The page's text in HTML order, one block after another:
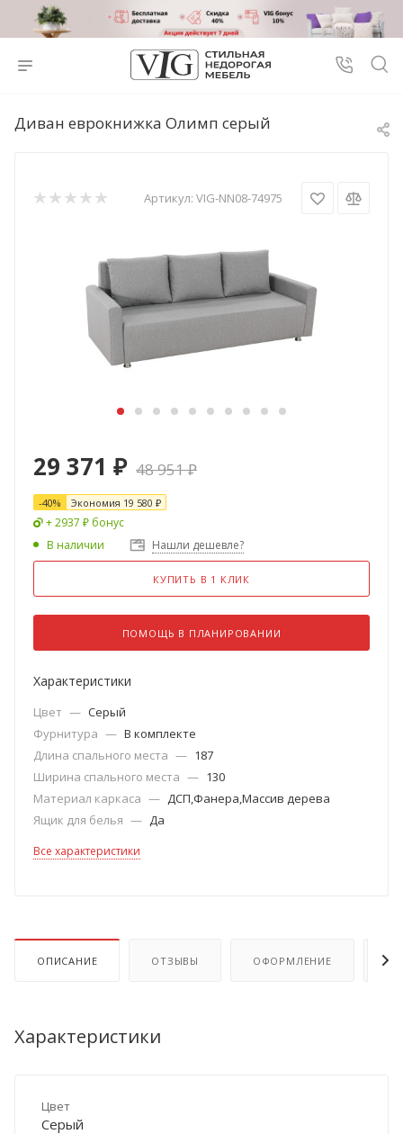
Диван еврокнижка Олимп серый
Артикул: VIG-NN08-74975
29 371 ₽ 48 951₽
-40% Экономия 19 580 ₽
+ 2937 ₽ бонус
В наличии
Нашли дешевле?
КУПИТЬ В 1 КЛИК
ПОМОЩЬ В ПЛАНИРОВАНИИ
Характеристики
Цвет — Серый
Фурнитура — В комплекте
Длина спального места — 187
Ширина спального места — 130
Материал каркаса — ДСП,Фанера,Массив дерева
Ящик для белья — Да
Все характеристики
ОПИСАНИЕ ОТЗЫВЫ ОФОРМЛЕНИЕ
Характеристики
Цвет
Серый